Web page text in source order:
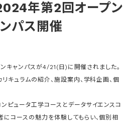
年第2回オープン
パス開催
ャンパスが4/21(日)に開催されました。
キュラムの紹介、施設案内、学科企画、個
ピュータ工学コースとデータサイエンスコ
コースの魅力を体験してもらい、個別相